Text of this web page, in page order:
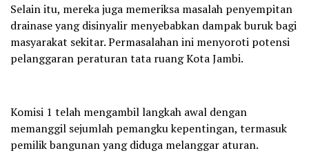
Selain itu, mereka juga memeriksa masalah penyempitan
drainase yang disinyalir menyebabkan dampak buruk bagi
masyarakat sekitar. Permasalahan ini menyoroti potensi
pelanggaran peraturan tata ruang Kota Jambi.
Komisi 1 telah mengambil langkah awal dengan
memanggil sejumlah pemangku kepentingan, termasuk
pemilik bangunan yang diduga melanggar aturan.